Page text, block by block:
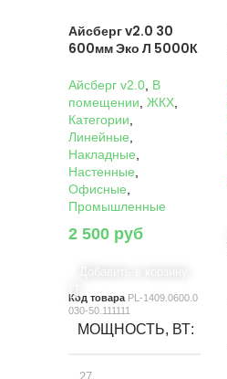
Айсберг v2.0 30
600мм Эко Л 5000К
Айсберг v2.0 В
помещении ЖКХ
Категории
Линейные
Накладные
Настенные
Офисные
Промышленные
2 500 руб
Код товара PL-1409.0600.0
030-50.111111
МОЩНОСТЬ, ВТ